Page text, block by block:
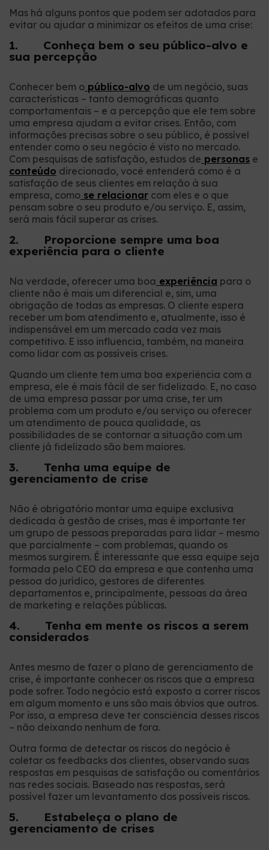
Mas há alguns pontos que podem ser adotados para
evitar ou ajudar a minimizar os efeitos de uma crise:
1. Conheça bem o seu público-alvo e
sua percepção
Conhecer bem o público-alvo de um negócio, suas
características – tanto demográficas quanto
comportamentais – e a percepção que ele tem sobre
uma empresa ajudam a evitar crises. Então, com
informações precisas sobre o seu público, é possível
entender como o seu negócio é visto no mercado.
Com pesquisas de satisfação, estudos de personas e
conteúdo direcionado, você entenderá como é a
satisfação de seus clientes em relação à sua
empresa, como se relacionar com eles e o que
pensam sobre o seu produto e/ou serviço. E, assim,
será mais fácil superar as crises.
2. Proporcione sempre uma boa
experiência para o cliente
Na verdade, oferecer uma boa experiência para o
cliente não é mais um diferencial e, sim, uma
obrigação de todas as empresas. O cliente espera
receber um bom atendimento e, atualmente, isso é
indispensável em um mercado cada vez mais
competitivo. E isso influencia, também, na maneira
como lidar com as possíveis crises.
Quando um cliente tem uma boa experiência com a
empresa, ele é mais fácil de ser fidelizado. E, no caso
de uma empresa passar por uma crise, ter um
problema com um produto e/ou serviço ou oferecer
um atendimento de pouca qualidade, as
possibilidades de se contornar a situação com um
cliente já fidelizado são bem maiores.
3. Tenha uma equipe de
gerenciamento de crise
Não é obrigatório montar uma equipe exclusiva
dedicada à gestão de crises, mas é importante ter
um grupo de pessoas preparadas para lidar – mesmo
que parcialmente – com problemas, quando os
mesmos surgirem. É interessante que essa equipe seja
formada pelo CEO da empresa e que contenha uma
pessoa do jurídico, gestores de diferentes
departamentos e, principalmente, pessoas da área
de marketing e relações públicas.
4. Tenha em mente os riscos a serem
considerados
Antes mesmo de fazer o plano de gerenciamento de
crise, é importante conhecer os riscos que a empresa
pode sofrer. Todo negócio está exposto a correr riscos
em algum momento e uns são mais óbvios que outros.
Por isso, a empresa deve ter consciência desses riscos
– não deixando nenhum de fora.
Outra forma de detectar os riscos do negócio é
coletar os feedbacks dos clientes, observando suas
respostas em pesquisas de satisfação ou comentários
nas redes sociais. Baseado nas respostas, será
possível fazer um levantamento dos possíveis riscos.
5. Estabeleça o plano de
gerenciamento de crises